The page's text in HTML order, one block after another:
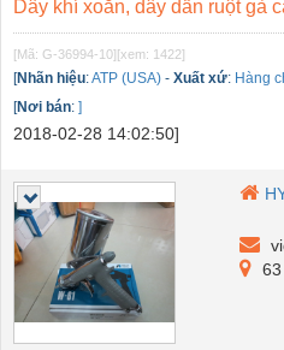
Dây khí xoắn, dây dẫn ruột gà
[Mã: G-36994-10][xem: 1422]
[Nhãn hiệu:ATP (USA) - Xuất xứ: Hàng
[Nơi bán: ]
2018-02-28 14:02:50]